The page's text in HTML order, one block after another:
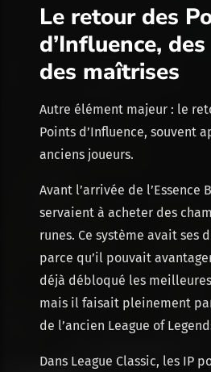
Le retour des
d’Influence,
des maîtrises
Autre élément majeur : le
Points d’Influence, souvent
anciens joueurs.
Avant l’arrivée de l’Essence
servaient à acheter des
runes. Ce système avait ses
parce qu’il pouvait
déjà débloqué les
mais il faisait pleinement
de l’ancien League of
Dans League Classic, les IP